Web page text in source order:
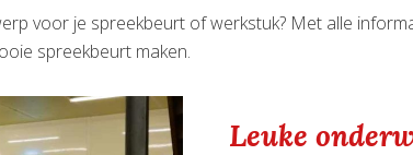
voor je spreekbeurt of werkstuk? Met alle
spreekbeurt maken.
Leuke